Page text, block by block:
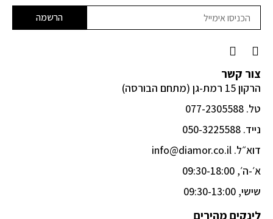
הרשמה
F
a
c
e
b
o
o
k
f
I
n
s
t
a
g
r
a
צור קשר
הרקון 15 רמת-גן (מתחם הבורסה)
טל. 077-2305588
נייד. 050-3225588
דוא״ל. info@diamor.co.il
א׳-ה׳, 09:30-18:00
שישי, 09:30-13:00
לינקים מהירים